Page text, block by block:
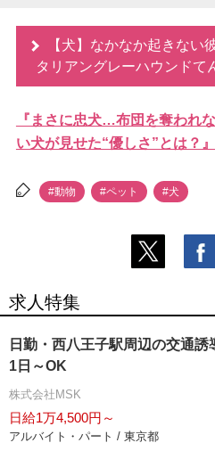
【犬】なかなか起きない
タリアングレーハウンドて
『まさに忠犬…布団を奪われ
い犬が見せた“優しさ”とは？
#動物 #ペット #犬
求人特集
日勤・西八王子駅周辺の交通
1日～OK
株式会社MSK
日給1万4,500円～
アルバイト・パート / 東京都